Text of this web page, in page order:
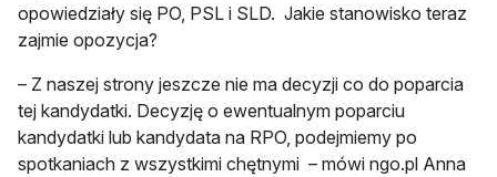
opowiedziały się PO, PSL i SLD. Jakie stanowisko teraz
zajmie opozycja?
– Z naszej strony jeszcze nie ma decyzji co do poparcia
tej kandydatki. Decyzję o ewentualnym poparciu
kandydatki lub kandydata na RPO, podejmiemy po
spotkaniach z wszystkimi chętnymi – mówi ngo.pl Anna